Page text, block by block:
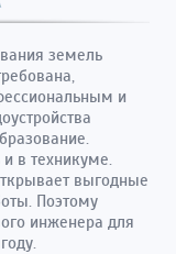
земель
и
в техникуме.
выгодные
Поэтому
инженера для